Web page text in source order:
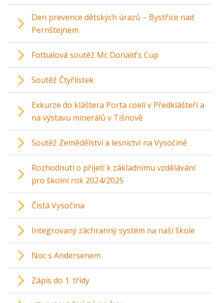
Den prevence dětských úrazů – Bystřice nad
Pernštejnem
Fotbalová soutěž Mc Donald's Cup
Soutěž Čtyřlístek
Exkurze do kláštera Porta coeli v Předklášteří a
na výstavu minerálů v Tišnově
Soutěž Zemědělství a lesnictví na Vysočině
Rozhodnutí o přijetí k základnímu vzdělávání
pro školní rok 2024/2025
Čistá Vysočina
Integrovaný záchranný systém na naší škole
Noc s Andersenem
Zápis do 1. třídy